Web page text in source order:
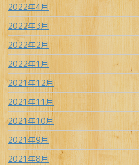
2022年4月
2022年3月
2022年2月
2022年1月
2021年12月
2021年11月
2021年10月
2021年9月
2021年8月